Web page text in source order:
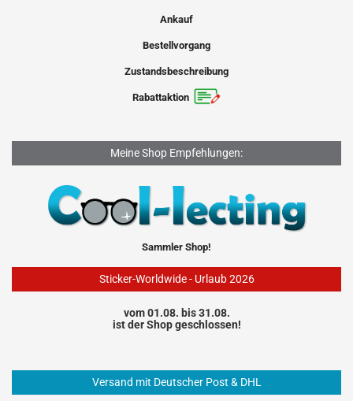
Ankauf
Bestellvorgang
Zustandsbeschreibung
Rabattaktion
Meine Shop Empfehlungen:
Sammler Shop!
Sticker-Worldwide - Urlaub 2026
vom 01.08. bis 31.08.
ist der Shop geschlossen!
Versand mit Deutscher Post & DHL